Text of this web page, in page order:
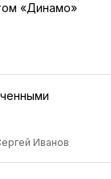
«Динамо»
Иванов